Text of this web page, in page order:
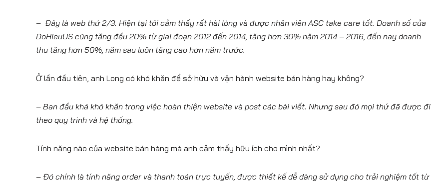
– Đây là web thứ 2/3. Hiện tại tôi cảm thấy rất hài lòng và được nhân viên ASC take care tốt. Doanh số của
DoHieuUS cũng tăng đều 20% từ giai đoạn 2012 đến 2014, tăng hơn 30% năm 2014 – 2016, đến nay doanh
thu tăng hơn 50%, năm sau luôn tăng cao hơn năm trước.
Ở lần đầu tiên, anh Long có khó khăn để sở hữu và vận hành website bán hàng hay không?
– Ban đầu khá khó khăn trong việc hoàn thiện website và post các bài viết. Nhưng sau đó mọi thứ đã được đi
theo quy trình và hệ thống.
Tính năng nào của website bán hàng mà anh cảm thấy hữu ích cho mình nhất?
– Đó chính là tính năng order và thanh toán trực tuyến, được thiết kế dễ dàng sử dụng cho trải nghiệm tốt từ